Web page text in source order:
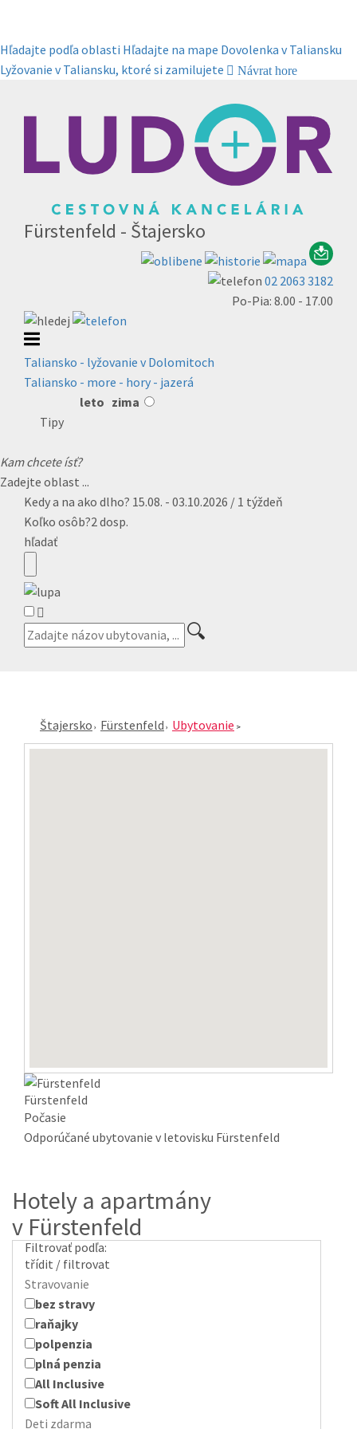
Hľadajte podľa oblasti Hľadajte na mape Dovolenka v Taliansku
Lyžovanie v Taliansku, ktoré si zamilujete
Návrat hore
Fürstenfeld - Štajersko
02 2063 3182
Po-Pia: 8.00 - 17.00
Taliansko - lyžovanie v Dolomitoch
Taliansko - more - hory - jazerá
leto zima
Tipy
Kam chcete ísť?
Zadejte oblast ...
Kedy a na ako dlho? 15.08. - 03.10.2026 / 1 týždeň
Koľko osôb?2 dosp.
hľadať
Štajersko Fürstenfeld Ubytovanie
Fürstenfeld
Počasie
Odporúčané ubytovanie v letovisku Fürstenfeld
Hotely a apartmány
v Fürstenfeld
Filtrovať podľa:
třídit / filtrovat
Stravovanie
bez stravy
raňajky
polpenzia
plná penzia
All Inclusive
Soft All Inclusive
Deti zdarma